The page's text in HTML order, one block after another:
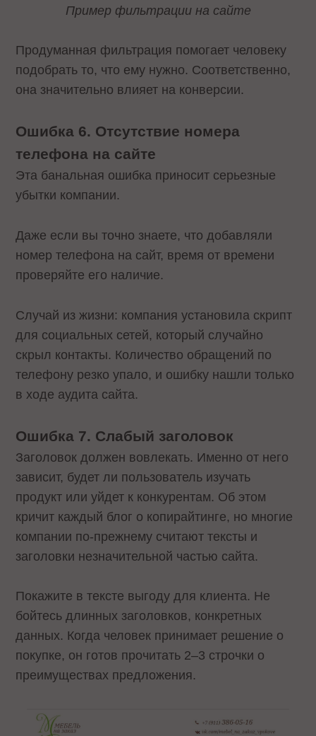
Пример фильтрации на сайте
Продуманная фильтрация помогает человеку
подобрать то, что ему нужно. Соответственно,
она значительно влияет на конверсии.
Ошибка 6. Отсутствие номера
телефона на сайте
Эта банальная ошибка приносит серьезные
убытки компании.
Даже если вы точно знаете, что добавляли
номер телефона на сайт, время от времени
проверяйте его наличие.
Случай из жизни: компания установила скрипт
для социальных сетей, который случайно
скрыл контакты. Количество обращений по
телефону резко упало, и ошибку нашли только
в ходе аудита сайта.
Ошибка 7. Слабый заголовок
Заголовок должен вовлекать. Именно от него
зависит, будет ли пользователь изучать
продукт или уйдет к конкурентам. Об этом
кричит каждый блог о копирайтинге, но многие
компании по-прежнему считают тексты и
заголовки незначительной частью сайта.
Покажите в тексте выгоду для клиента. Не
бойтесь длинных заголовков, конкретных
данных. Когда человек принимает решение о
покупке, он готов прочитать 2–3 строчки о
преимуществах предложения.